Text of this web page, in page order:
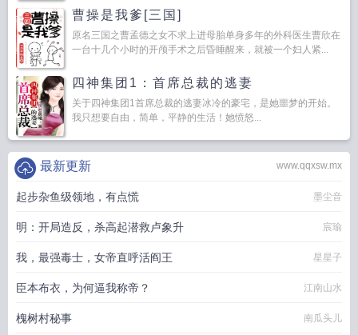
曹操是我爹[三国]
原名三国之曹孟德之女不求上进母胎单身多年的外科医生曹欣在
一台十几个小时的开颅手术之后昏睡醒来，就被一个妇人紧...
四神集团1：首席总裁的逃妻
关于四神集团1首席总裁的逃妻冰冷的豪宅，是她噩梦的开始。
我只想要自由，简单，平静的生活！她愤怒...
www.qqxsw.mx
最新更新
起步杂鱼级领地，有点慌 墨尘音
明：开局造反，杀高起潜救卢象升 宸瑜
我，最强毒士，女帝直呼活阎王 星星子
臣本布衣，为何逼我称帝？ 江南山水
槐树村秘事 南瓜头儿